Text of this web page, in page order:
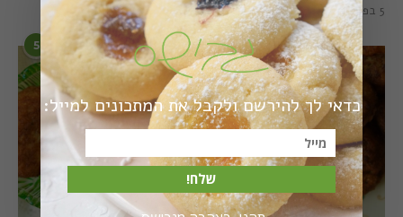
1 באוגוסט 2022 5 בפברואר 2021
5 6
כדאי לך להירשם ולקבל את המתכונים למייל:
שלח!